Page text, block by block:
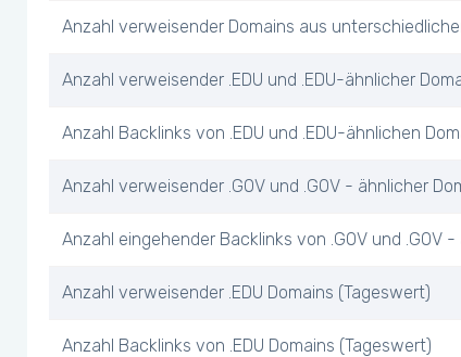
Anzahl verweisender Domains aus
Anzahl verweisender .EDU und .EDU-ähnlicher
Anzahl Backlinks von .EDU und .EDU-ähnlichen
Anzahl verweisender .GOV und .GOV - ähnlicher
Anzahl eingehender Backlinks von .GOV und .GOV
Anzahl verweisender .EDU Domains (Tageswert)
Anzahl Backlinks von .EDU Domains (Tageswert)